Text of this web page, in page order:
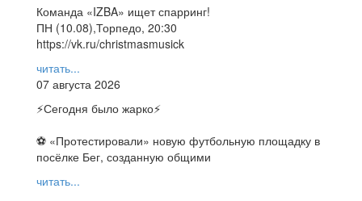
Команда «IZBA» ищет спарринг!
ПН (10.08),Торпедо, 20:30
https://vk.ru/christmasmusick
читать...
07 августа 2026
⚡️Сегодня было жарко⚡️
⚽ ️«Протестировали» новую футбольную площадку в
посёлке Бег, созданную общими
читать...